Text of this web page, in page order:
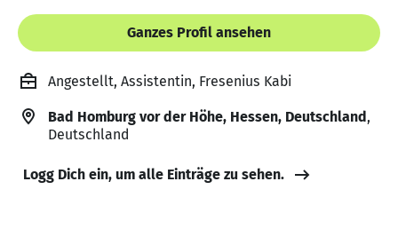
Ganzes Profil ansehen
Angestellt, Assistentin, Fresenius Kabi
Bad Homburg vor der Höhe, Hessen, Deutschland,
Deutschland
Logg Dich ein, um alle Einträge zu sehen.